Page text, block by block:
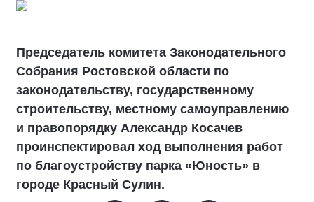
Председатель комитета Законодательного
Собрания Ростовской области по
законодательству, государственному
строительству, местному самоуправлению
и правопорядку Александр Косачев
проинспектировал ход выполнения работ
по благоустройству парка «Юность» в
городе Красный Сулин.